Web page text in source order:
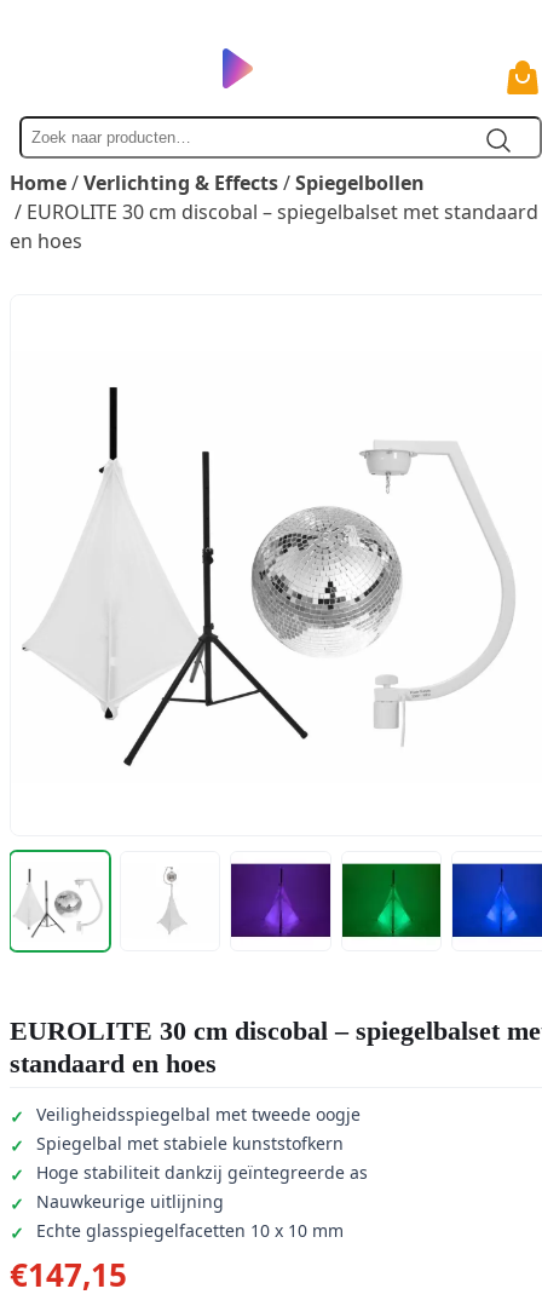
Zoek
naar
Home/Verlichting & Effects/Spiegelbollen
/ EUROLITE 30 cm discobal – spiegelbalset met standaard
en hoes
EUROLITE 30 cm discobal – spiegelbalset
standaard en hoes
Veiligheidsspiegelbal met tweede oogje
Spiegelbal met stabiele kunststofkern
Hoge stabiliteit dankzij geïntegreerde as
Nauwkeurige uitlijning
Echte glasspiegelfacetten 10 x 10 mm
€147,15